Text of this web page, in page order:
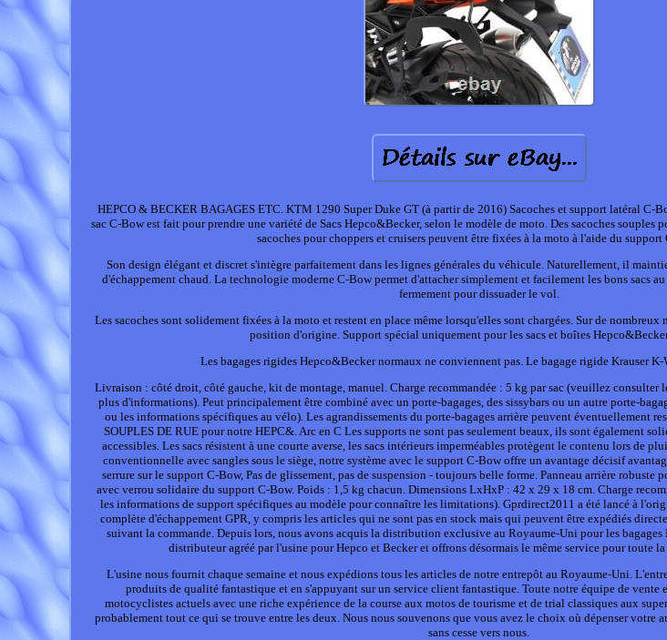
HEPCO & BECKER BAGAGES ETC. KTM 1290 Super Duke GT (à partir de 2016) Sacoches et support latéral C-
sac C-Bow est fait pour prendre une variété de Sacs Hepco&Becker, selon le modèle de moto. Des sacoches souples
sacoches pour choppers et cruisers peuvent être fixées à la moto à l'aide du support
Son design élégant et discret s'intègre parfaitement dans les lignes générales du véhicule. Naturellement, il
d'échappement chaud. La technologie moderne C-Bow permet d'attacher simplement et facilement les bons sacs
fermement pour dissuader le vol.
Les sacoches sont solidement fixées à la moto et restent en place même lorsqu'elles sont chargées. Sur de
position d'origine. Support spécial uniquement pour les sacs et boîtes
Les bagages rigides Hepco&Becker normaux ne conviennent pas. Le bagage rigide Krauser K-
Livraison : côté droit, côté gauche, kit de montage, manuel. Charge recommandée : 5 kg par sac (veuillez consulter
plus d'informations). Peut principalement être combiné avec un porte-bagages, des sissybars ou un autre porte-
ou les informations spécifiques au vélo). Les agrandissements du porte-bagages arrière peuvent éventuellement
SOUPLES DE RUE pour notre HEPC&. Arc en C Les supports ne sont pas seulement beaux, ils sont également
accessibles. Les sacs résistent à une courte averse, les sacs intérieurs imperméables protègent le contenu lors de
conventionnelle avec sangles sous le siège, notre système avec le support C-Bow offre un avantage décisif
serrure sur le support C-Bow, Pas de glissement, pas de suspension - toujours belle forme. Panneau arrière
avec verrou solidaire du support C-Bow. Poids : 1,5 kg chacun. Dimensions LxHxP : 42 x 29 x 18 cm. Charge
les informations de support spécifiques au modèle pour connaître les limitations). Gprdirect2011 a été lancé à
complète d'échappement GPR, y compris les articles qui ne sont pas en stock mais qui peuvent être expédiés
suivant la commande. Depuis lors, nous avons acquis la distribution exclusive au Royaume-Uni pour les bagages
distributeur agréé par l'usine pour Hepco et Becker et offrons désormais le même service pour toute
L'usine nous fournit chaque semaine et nous expédions tous les articles de notre entrepôt au Royaume-Uni.
produits de qualité fantastique et en s'appuyant sur un service client fantastique. Toute notre équipe de vente
motocyclistes actuels avec une riche expérience de la course aux motos de tourisme et de trial classiques aux
probablement tout ce qui se trouve entre les deux. Nous nous souvenons que vous avez le choix où dépenser votre
sans cesse vers nous.